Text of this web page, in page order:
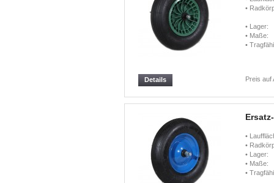
•
• Lager:
• Maße:
•
Preis auf
Details
•
•
• Lager:
• Maße:
•